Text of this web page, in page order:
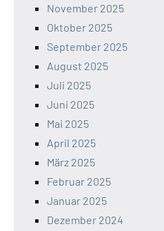
November 2025
Oktober 2025
September 2025
August 2025
Juli 2025
Juni 2025
Mai 2025
April 2025
März 2025
Februar 2025
Januar 2025
Dezember 2024